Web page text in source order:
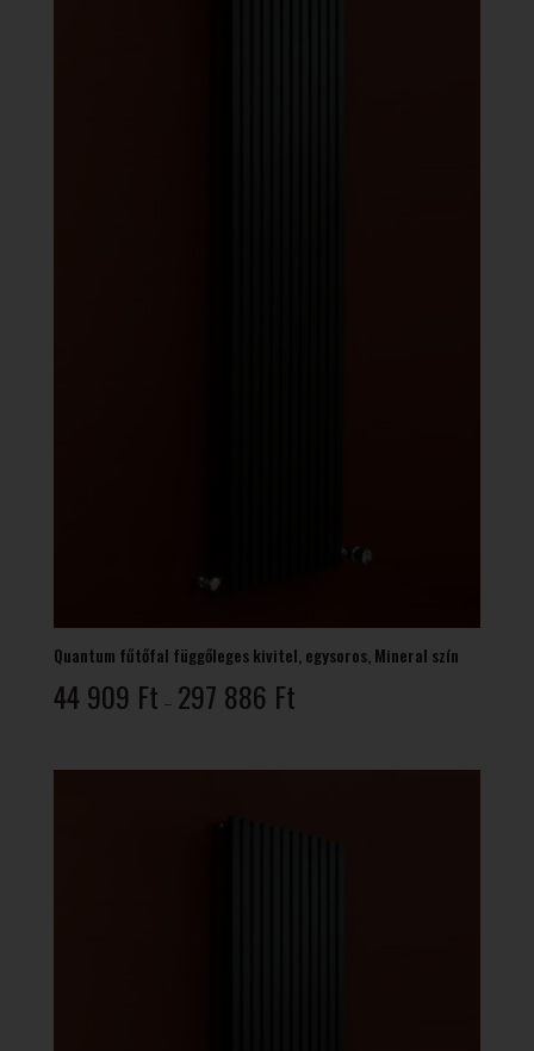
Quantum fűtőfal függőleges kivitel, egysoros, Mineral szín
44 909 Ft – 297 886 Ft44
-